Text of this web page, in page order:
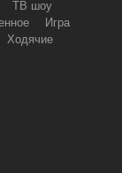
ТВ шоу
Игра
Ходячие